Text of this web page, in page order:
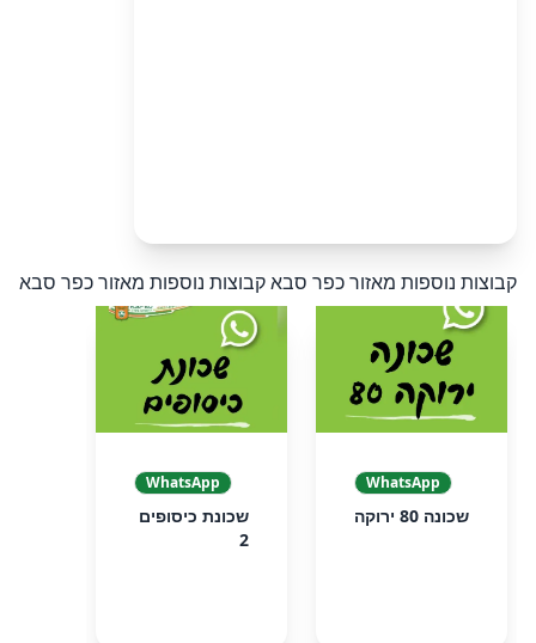
קבוצות נוספות מאזור כפר סבאקבוצות נוספות מאזור כפר סבא
WhatsApp
שכונה 80 ירוקה
WhatsApp
שכונת כיסופים
2